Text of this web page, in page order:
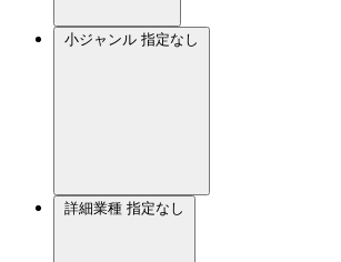
小ジャンル 指定なし
詳細業種 指定なし